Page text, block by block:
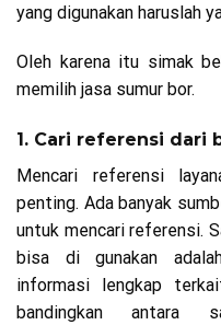
yang digunakan haruslah
Oleh karena itu simak
memilih jasa sumur bor.
1. Cari referensi dari
Mencari referensi
penting. Ada banyak
untuk mencari referensi.
bisa di gunakan
informasi lengkap
bandingkan antara